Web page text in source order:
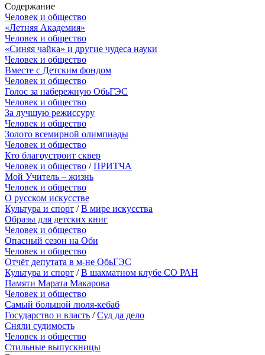
Содержание
Человек и общество
«Летняя Академия»
Человек и общество
«Синяя чайка» и другие чудеса науки
Человек и общество
Вместе с Детским фондом
Человек и общество
Голос за набережную ОбьГЭС
Человек и общество
За лучшую режиссуру
Человек и общество
Золото всемирной олимпиады
Человек и общество
Кто благоустроит сквер
Человек и общество /ПРИТЧА
Мой Учитель – жизнь
Человек и общество
О русском искусстве
Культура и спорт /В мире искусства
Образы для детских книг
Человек и общество
Опасный сезон на Оби
Человек и общество
Отчёт депутата в м-не ОбьГЭС
Культура и спорт /В шахматном клубе СО РАН
Памяти Марата Макарова
Человек и общество
Самый большой люля-кебаб
Государство и власть /Суд да дело
Сняли судимость
Человек и общество
Стильные выпускницы